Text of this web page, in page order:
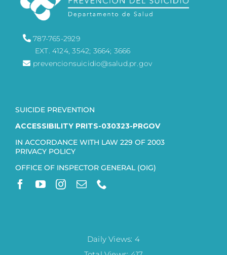
787-765-2929
EXT. 4124, 3542; 3664; 3666
prevencionsuicidio@salud.pr.gov
SUICIDE PREVENTION
ACCESSIBILITY PRITS-030323-PRGOV
IN ACCORDANCE WITH LAW 229 OF 2003
PRIVACY POLICY
OFFICE OF INSPECTOR GENERAL (OIG)
Daily Views: 4